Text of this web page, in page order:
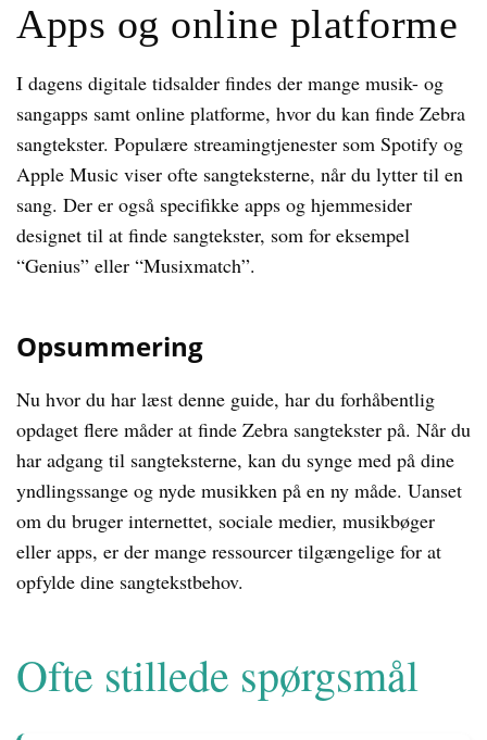
Apps og online platforme
I dagens digitale tidsalder findes der mange musik- og
sangapps samt online platforme, hvor du kan finde Zebra
sangtekster. Populære streamingtjenester som Spotify og
Apple Music viser ofte sangteksterne, når du lytter til en
sang. Der er også specifikke apps og hjemmesider
designet til at finde sangtekster, som for eksempel
“Genius” eller “Musixmatch”.
Opsummering
Nu hvor du har læst denne guide, har du forhåbentlig
opdaget flere måder at finde Zebra sangtekster på. Når du
har adgang til sangteksterne, kan du synge med på dine
yndlingssange og nyde musikken på en ny måde. Uanset
om du bruger internettet, sociale medier, musikbøger
eller apps, er der mange ressourcer tilgængelige for at
opfylde dine sangtekstbehov.
Ofte stillede spørgsmål